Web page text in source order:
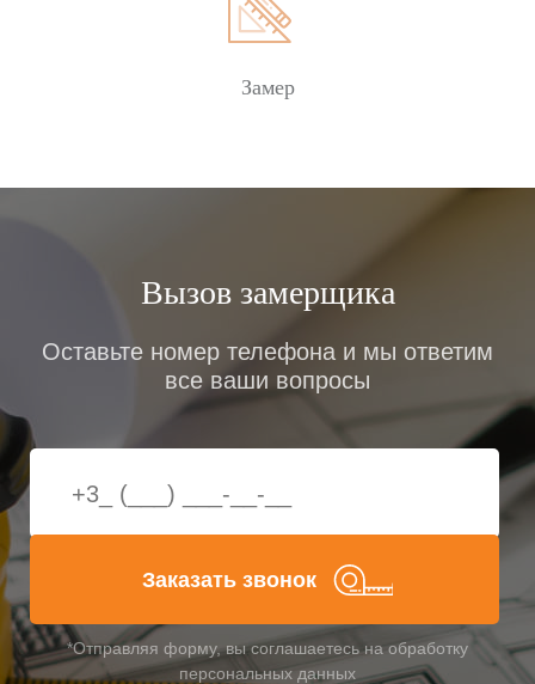
Замер
Вызов замерщика
Оставьте номер телефона и мы ответим
все ваши вопросы
Заказать звонок
*Отправляя форму, вы соглашаетесь на обработку
персональных данных